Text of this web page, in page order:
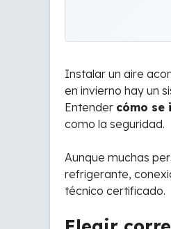
Instalar un aire
en invierno hay un
Entender cómo se
como la seguridad.
Aunque muchas
refrigerante,
técnico certificado.